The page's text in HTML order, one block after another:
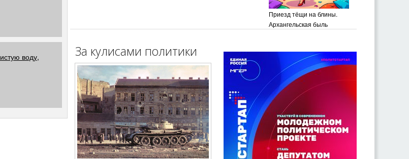
воду,
Приезд тёщи на блины.
Архангельская быль
За кулисами политики